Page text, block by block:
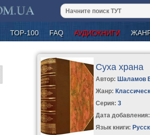
ТОР-100 FAQ АУДИОКНИГИ
Суха храна
Автор: Шаламов
Жанр:
Серия:3
Дата добавления:
Язык книги: